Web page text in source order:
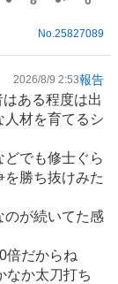
No.25827089
2026/8/9 2:53報告
ある程度は出
人材を育てるシ
でも修士ぐら
勝ち抜けみた
のが続いてた感
倍だからね
なか太刀打ち